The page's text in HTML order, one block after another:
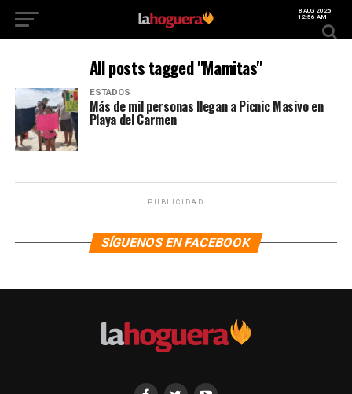
8 AUG 2026
12:56 AM
All posts tagged "Mamitas"
ESTADOS
Más de mil personas llegan a Picnic Masivo en
Playa del Carmen
PUBLICIDAD
SÍGUENOS EN FACEBOOK